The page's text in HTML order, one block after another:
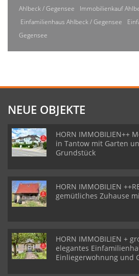
Ahlbeck / Gegensee
Immobilienkauf
Einfamilienhaus Ahlbeck / Gegensee
Gegensee
NEUE OBJEKTE
HORN IMMOBILIEN++
in Tantow mit Garten
Grundstück
HORN IMMOBILIEN
gemütliches Zuhause
HORN IMMOBILIEN +
elegantes
Einliegerwohnung und